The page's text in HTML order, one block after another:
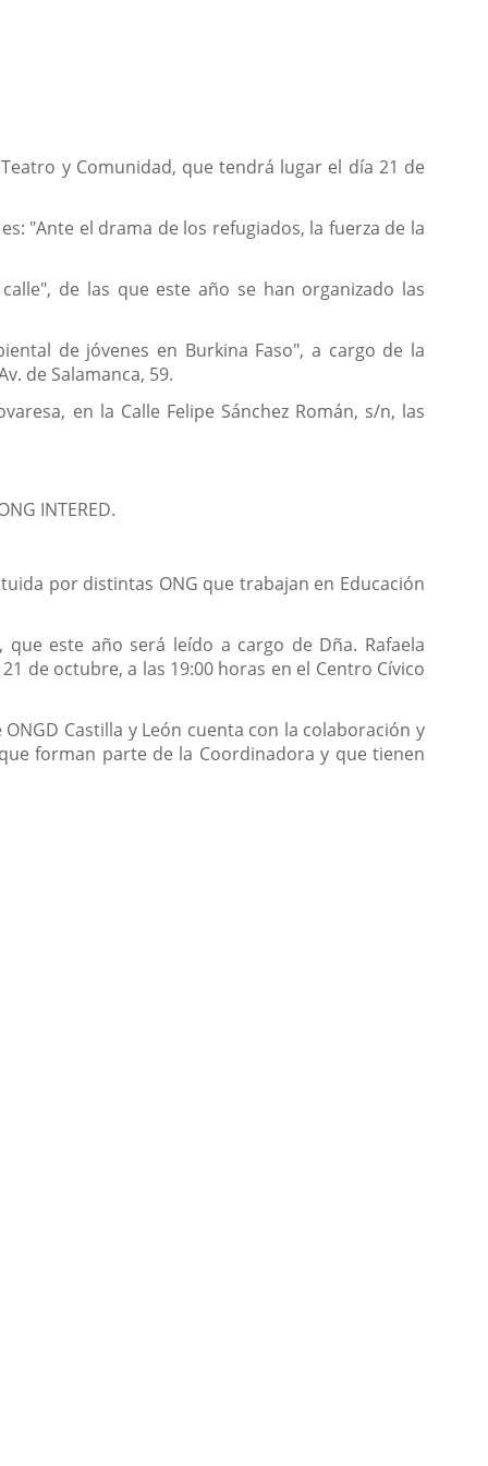
y Comunidad, que tendrá lugar el día 21 de
"Ante el drama de los refugiados, la fuerza de la
de las que este año se han organizado las
de jóvenes en Burkina Faso", a cargo de la
de Salamanca, 59.
en la Calle Felipe Sánchez Román, s/n, las
INTERED.
por distintas ONG que trabajan en Educación
que este año será leído a cargo de Dña. Rafaela
de octubre, a las 19:00 horas en el Centro Cívico
Castilla y León cuenta con la colaboración y
forman parte de la Coordinadora y que tienen